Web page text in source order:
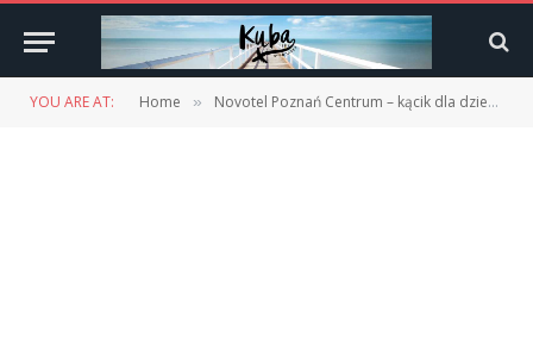
YOU ARE AT: Home » Novotel Poznań Centrum – kącik dla dzieci